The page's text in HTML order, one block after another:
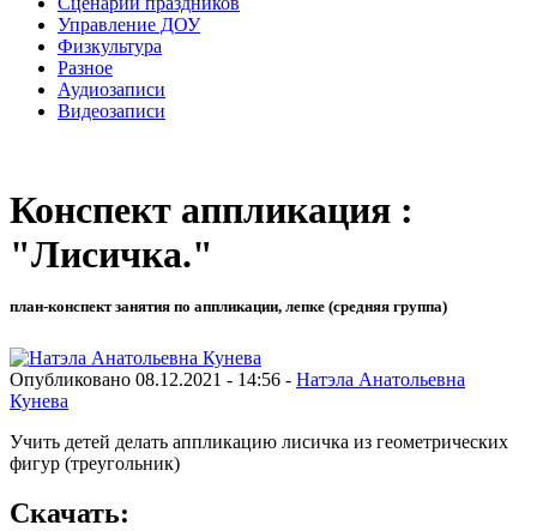
Управление ДОУ
Физкультура
Разное
Аудиозаписи
Видеозаписи
Конспект аппликация :
"Лисичка."
план-конспект занятия по аппликации, лепке (средняя группа)
Опубликовано 08.12.2021 - 14:56 - Натэла Анатольевна
Кунева
Учить детей делать аппликацию лисичка из геометрических
фигур (треугольник)
Скачать: